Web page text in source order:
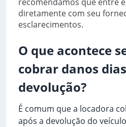
diretamente com seu
esclarecimentos.
O que acontece
cobrar danos
devolução?
É comum que a locadora
após a devolução do